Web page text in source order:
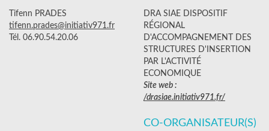
Tifenn PRADES
tifenn.prades@initiativ971.fr
Tél. 06.90.54.20.06
DRA SIAE DISPOSITIF
RÉGIONAL
D'ACCOMPAGNEMENT DES
STRUCTURES D'INSERTION
PAR L'ACTIVITÉ
ECONOMIQUE
Site web :
/drasiae.initiativ971.fr/
CO-ORGANISATEUR(S)